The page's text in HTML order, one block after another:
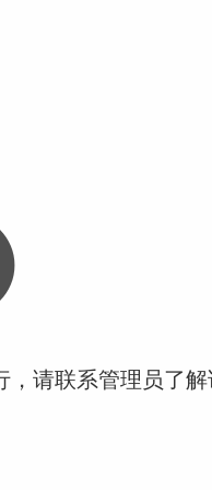
，请联系管理员了